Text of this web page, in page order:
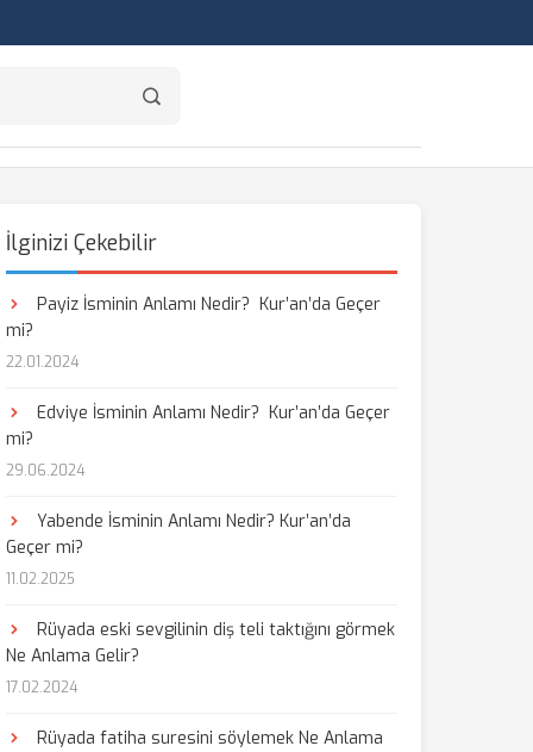
İlginizi Çekebilir
Payiz İsminin Anlamı Nedir? Kur’an’da Geçer
mi?
22.01.2024
Edviye İsminin Anlamı Nedir? Kur’an’da Geçer
mi?
29.06.2024
Yabende İsminin Anlamı Nedir? Kur’an’da
Geçer mi?
11.02.2025
Rüyada eski sevgilinin diş teli taktığını görmek
Ne Anlama Gelir?
17.02.2024
Rüyada fatiha suresini söylemek Ne Anlama